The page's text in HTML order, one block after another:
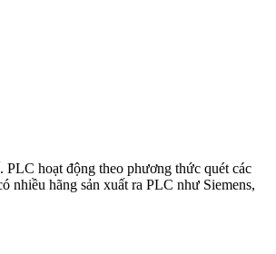
hoạt động theo phương thức quét các
nhiều hãng sản xuất ra PLC như Siemens,